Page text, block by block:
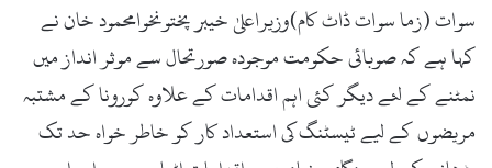
سوات (زما سوات ڈاٹ کام)وزیراعلیٰ خیبر پختونخوامحمود خان نے
کہا ہے کہ صوبائی حکومت موجودہ صورتحال سے موثر انداز میں
نمٹنے کے لئے دیگر کئی اہم اقدامات کے علاوہ کورونا کے مشتبہ
مریضوں کے لیے ٹیسٹنگ کی استعداد کار کو خاطر خواہ حد تک